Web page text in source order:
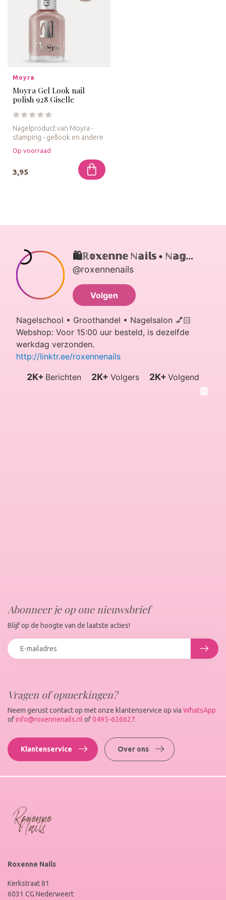
Moyra
Moyra Gel Look nail
polish 928 Giselle
Nagelproduct van Moyra -
stamping - gellook en andere
nail-art
Op voorraad
3,95
Vragen of opmerkingen?
Neem gerust contact op met onze klantenservice op via WhatsApp
ofinfo@roxennenails.nl of0495-626627.
Klantenservice Over ons
Abonneer je op one nieuwsbrief
Blijf op de hoogte van de laatste acties!
Roxenne Nails
Kerkstraat 81
6031 CG Nederweert